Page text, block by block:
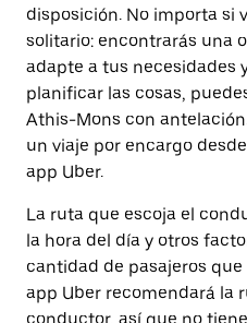
disposición. No importa si
solitario: encontrarás una
adapte a tus necesidades
planificar las cosas,
Athis-Mons con
un viaje por encargo
app Uber.
La ruta que escoja el
la hora del día y otros
cantidad de pasajeros
app Uber recomendará la